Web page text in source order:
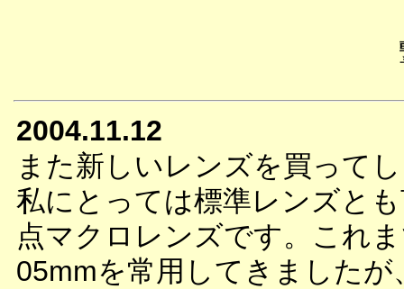
2004.11.12
また新しいレンズを買って
私にとっては標準レンズと
点マクロレンズです。これ
05mmを常用してきました